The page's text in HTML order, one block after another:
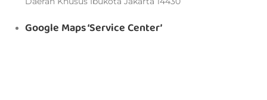
Google Maps ‘Service Center’